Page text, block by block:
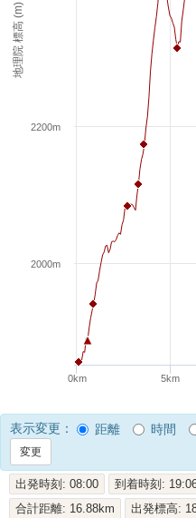
地理院 標高 (m)
0km 5km
2000m
2200m
表示変更： 距離 時間
出発時刻: 08:00 到着時刻:
合計距離: 16.88km
出発標高: